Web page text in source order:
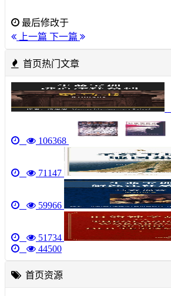
最后修改于
上一篇 下一篇
首页热门文章
106368
71147
59966
51734
44500
首页资源